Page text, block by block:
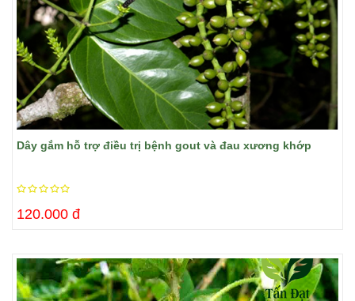
​Dây gắm hỗ trợ điều trị bệnh gout và đau xương khớp
120.000 đ